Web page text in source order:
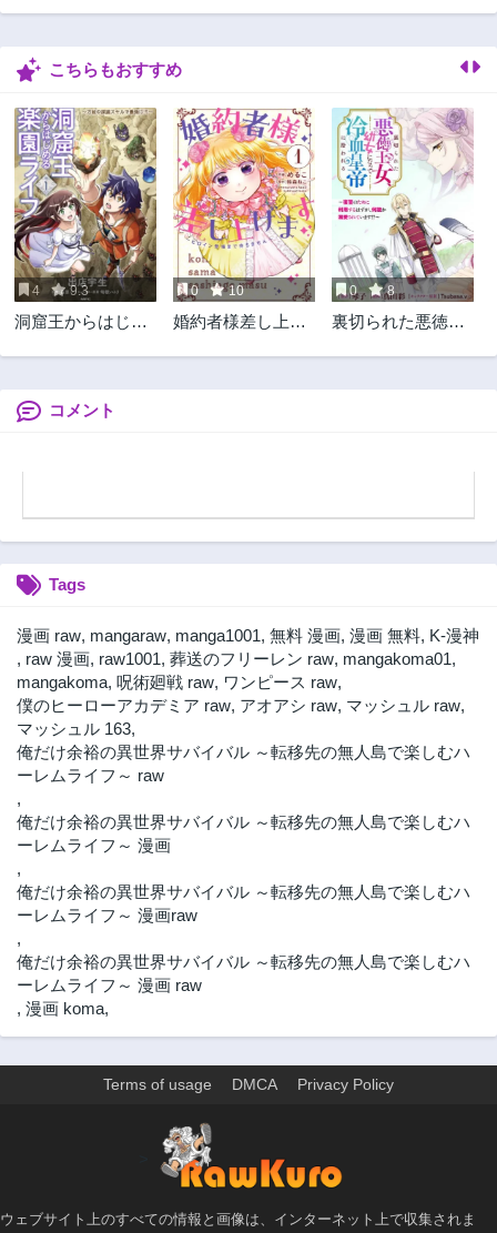
第3.1話 第2.2話
第2.1話
こちらもおすすめ
4 9.3
洞窟王からはじめ
最強に!?～
0 10
婚約者様差し上げ
～
0 8
裏切られた悪徳王
る
コメント
Tags
漫画 raw, mangaraw, manga1001, 無料 漫画, 漫画 無料, K-漫神
, raw 漫画, raw1001, 葬送のフリーレン raw, mangakoma01,
mangakoma, 呪術廻戦 raw, ワンピース raw,
僕のヒーローアカデミア raw, アオアシ raw, マッシュル raw,
マッシュル 163,
俺だけ余裕の異世界サバイバル ～転移先の無人島で楽しむハ
ーレムライフ～ raw
,
俺だけ余裕の異世界サバイバル ～転移先の無人島で楽しむハ
ーレムライフ～ 漫画
,
俺だけ余裕の異世界サバイバル ～転移先の無人島で楽しむハ
ーレムライフ～ 漫画raw
,
俺だけ余裕の異世界サバイバル ～転移先の無人島で楽しむハ
ーレムライフ～ 漫画 raw
, 漫画 koma,
Terms of usage DMCA Privacy Policy
ウェブサイト上のすべての情報と画像は、インターネット上で収集されま